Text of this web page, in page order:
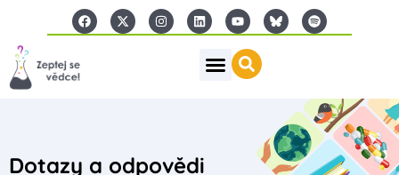
Dotazy a odpovědi